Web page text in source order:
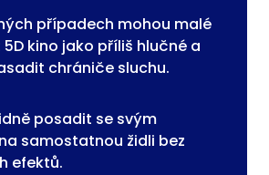
případech mohou malé
kino jako příliš hlučné a
chrániče sluchu.
posadit se svým
samostatnou židli bez
efektů.